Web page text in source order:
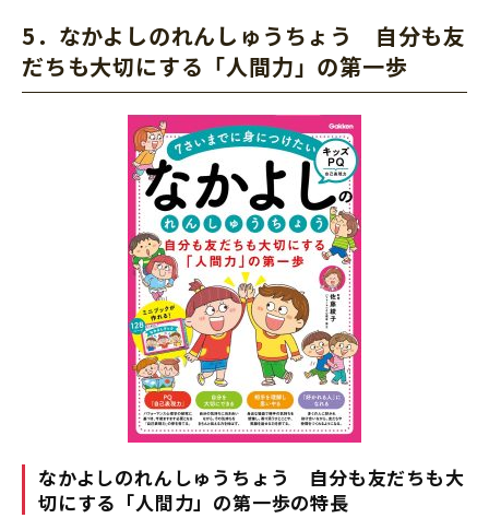
5．なかよしのれんしゅうちょう 自分も友
だちも大切にする「人間力」の第一歩
なかよしのれんしゅうちょう 自分も友だちも大
切にする「人間力」の第一歩の特長